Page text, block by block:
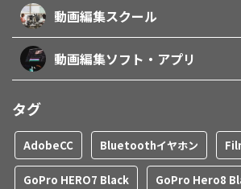
動画編集スクール
動画編集ソフト・アプリ
タグ
AdobeCC Bluetoothイヤホン
GoPro HERO7 Black GoPro Hero8